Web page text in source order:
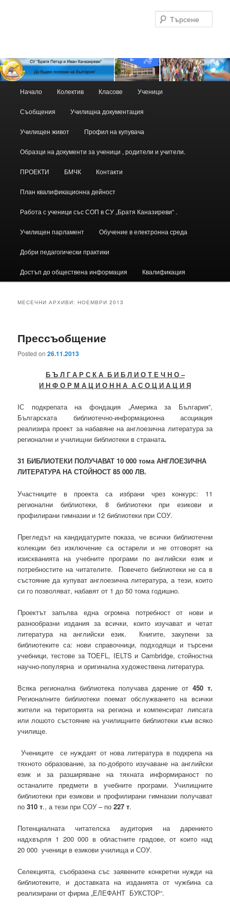
Към
основното
съдържание
Към
вторичното
съдържание
Начало Колектив Класове Ученици
Съобщения Училищна документация
Училищен живот Профил на купувача
Образци на документи за ученици , родители и учители.
ПРОЕКТИ БМЧК Контакти
План квалификационна дейност
Работа с ученици със СОП в СУ „Братя Каназиреви“ .
Училищен парламент Обучение в електронна среда
Добри педагогически практики
Достъп до обществена информация Квалификация
МЕСЕЧНИ АРХИВИ:НОЕМВРИ 2013
Прессъобщение
Posted on26.11.2013
Б Ъ Л Г А Р С К А Б И Б Л И О Т Е Ч Н О –
И Н Ф О Р М А Ц И О Н Н А А С О Ц И А Ц И Я
IС подкрепата на фондация „Америка за България”,
Българската библиотечно-информационна асоциация
реализира проект за набавяне на англоезична литература за
регионални и училищни библиотеки в страната.
31 БИБЛИОТЕКИ ПОЛУЧАВАТ 10 000 тома АНГЛОЕЗИЧНА
ЛИТЕРАТУРА НА СТОЙНОСТ 85 000 ЛВ.
Участниците в проекта са избрани чрез конкурс: 11
регионални библиотеки, 8 библиотеки при езикови и
профилирани гимназии и 12 библиотеки при СОУ.
Прегледът на кандидатурите показа, че всички библиотечни
колекции без изключение са остарели и не отговорят на
изискванията на учебните програми по английски език и
потребностите на читателите. Повечето библиотеки не са в
състояние да купуват англоезична литература, а тези, които
си го позволяват, набавят от 1 до 50 тома годишно.
Проектът запълва една огромна потребност от нови и
разнообразни издания за всички, които изучават и четат
литература на английски език. Книгите, закупени за
библиотеките са: нови справочници, подходящи и търсени
учебници, тестове за TOEFL, IELTS и Cambridge, стойностна
научно-популярна и оригинална художествена литература.
Всяка регионална библиотека получава дарение от 450 т.
Регионалните библиотеки поемат обслужването на всички
жители на територията на региона и компенсират липсата
или лошото състояние на училищните библиотеки към всяко
училище.
Учениците се нуждаят от нова литература в подкрепа на
тяхното образование, за по-доброто изучаване на английски
език и за разширяване на тяхната информираност по
останалите предмети в учебните програми. Училищните
библиотеки при езикови и профилирани гимназии получават
по310 т., а тези при СОУ – по227 т.
Потенциалната читателска аудитория на дарението
надхвърля 1 200 000 в областните градове, от които над
20 000 ученици в езикови училища и СОУ.
Селекцията, съобразена със заявените конкретни нужди на
библиотеките, и доставката на изданията от чужбина са
реализирани от фирма „ЕЛЕФАНТ БУКСТОР“.